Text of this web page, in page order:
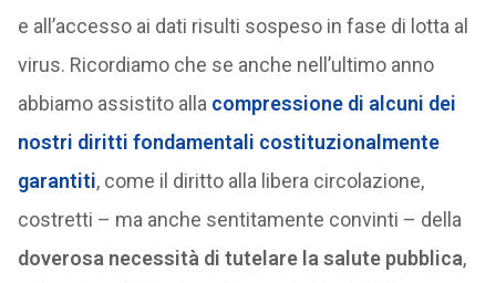
e all’accesso ai dati risulti sospeso in fase di lotta al
virus. Ricordiamo che se anche nell’ultimo anno
abbiamo assistito alla compressione di alcuni dei
nostri diritti fondamentali costituzionalmente
garantiti, come il diritto alla libera circolazione,
costretti – ma anche sentitamente convinti – della
doverosa necessità di tutelare la salute pubblica,